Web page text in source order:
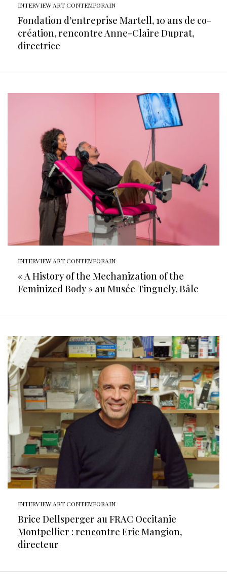
INTERVIEW ART CONTEMPORAIN
Fondation d’entreprise Martell, 10 ans de co-
création, rencontre Anne-Claire Duprat,
directrice
INTERVIEW ART CONTEMPORAIN
« A History of the Mechanization of the
Feminized Body » au Musée Tinguely, Bâle
INTERVIEW ART CONTEMPORAIN
Brice Dellsperger au FRAC Occitanie
Montpellier : rencontre Eric Mangion,
directeur